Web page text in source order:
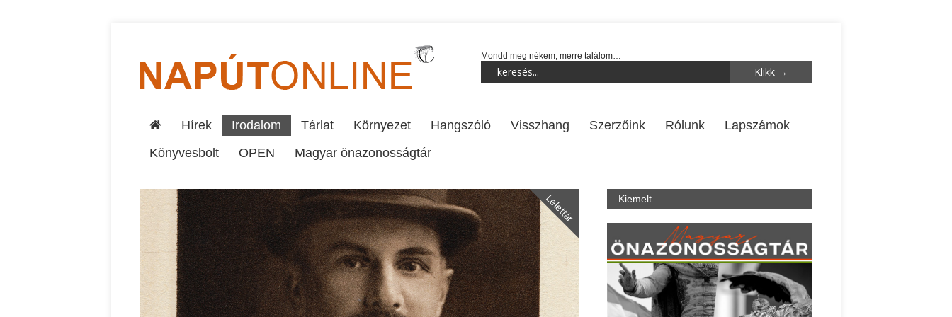
Mondd meg nékem, merre találom…
Hírek Irodalom Tárlat Környezet Hangszóló Visszhang Szerzőink Rólunk
Lapszámok
Könyvesbolt
OPEN Magyar önazonosságtár
Lelettár Kiemelt